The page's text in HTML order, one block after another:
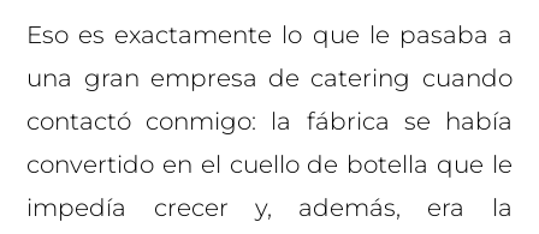
Eso es exactamente lo que le pasaba a
una gran empresa de catering cuando
contactó conmigo: la fábrica se había
convertido en el cuello de botella que le
impedía crecer y, además, era la